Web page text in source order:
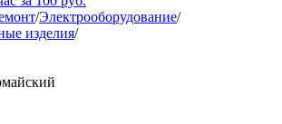
/Электрооборудование/
изделия/